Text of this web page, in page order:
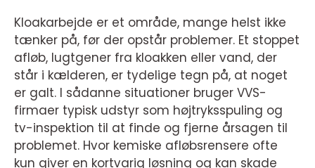
Kloakarbejde er et område, mange helst ikke
tænker på, før der opstår problemer. Et stoppet
afløb, lugtgener fra kloakken eller vand, der
står i kælderen, er tydelige tegn på, at noget
er galt. I sådanne situationer bruger VVS-
firmaer typisk udstyr som højtryksspuling og
tv-inspektion til at finde og fjerne årsagen til
problemet. Hvor kemiske afløbsrensere ofte
kun giver en kortvarig løsning og kan skade